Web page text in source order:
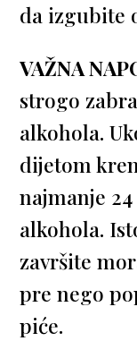
da izgubite
VAŽNA
strogo
alkohola.
dijetom
najmanje
alkohola.
završite
pre nego
piće.